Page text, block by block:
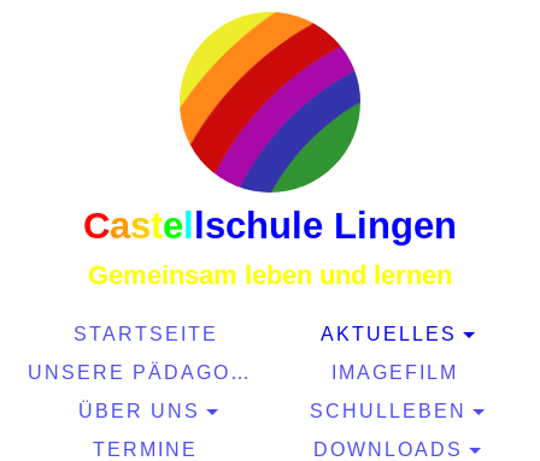
Castel schule Lingen
Gemeinsam leben und lernen
STARTSEITE
AKTUELLES
UNSERE PÄDAGOGIK
IMAGEFILM
ÜBER UNS
SCHULLEBEN
TERMINE
DOWNLOADS